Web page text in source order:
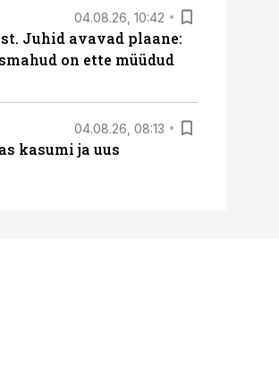
04.08.26, 10:42
Juhid avavad plaane:
on ette müüdud
04.08.26, 08:13
kasumi ja uus